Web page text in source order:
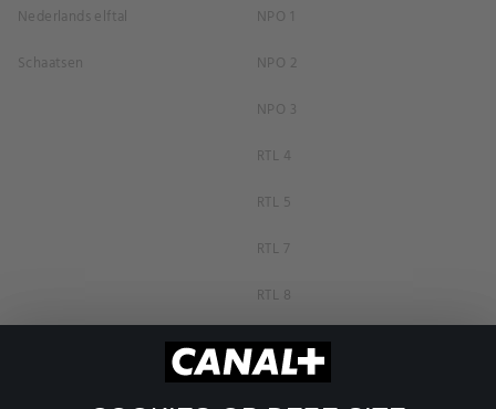
Nederlands elftal
Schaatsen
NPO 1
NPO 2
NPO 3
RTL 4
RTL 5
RTL 7
RTL 8
RTL Z
SBS6